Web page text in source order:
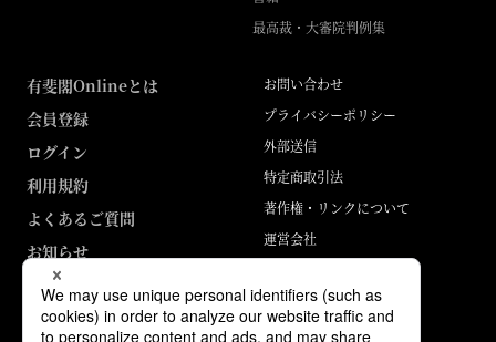
最高裁・大審院判例集
有斐閣Onlineとは
会員登録
ログイン
利用規約
よくあるご質問
お知らせ
お問い合わせ
プライバシーポリシー
外部送信
特定商取引法
著作権・リンクについて
運営会社